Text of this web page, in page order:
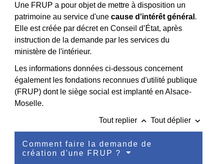
Une FRUP a pour objet de mettre à disposition un
patrimoine au service d'une cause d'intérêt général .
Elle est créée par décret en Conseil d’État, après
instruction de la demande par les services du
ministère de l'intérieur.
Les informations données ci-dessous concernent
également les fondations reconnues d'utilité publique
(FRUP) dont le siège social est implanté en Alsace-
Moselle.
Tout replier keyboard_arrow_up Tout déplier keyboard_arrow_down
Comment faire la demande de
création d'une FRUP ?